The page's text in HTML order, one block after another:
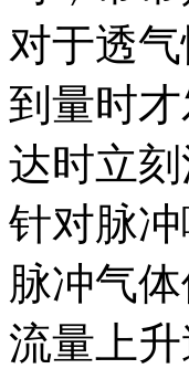
对于透
到量时
达时立刻
针对脉
脉冲气
流量上